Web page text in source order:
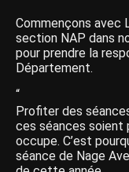
Commençons avec
section NAP dans
pour prendre la
Département.
“
Profiter des
ces séances soient
occupe. C’est
séance de Nage